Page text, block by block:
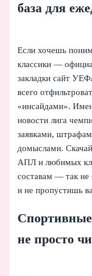
база для
Если хочешь
классики —
закладки сайт
всего
«инсайдами».
новости лига
заявками,
домыслами.
АПЛ и любимых
составам — так не
и не пропустишь
не просто